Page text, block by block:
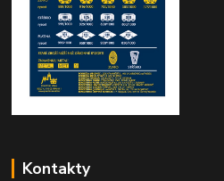
Kontakty